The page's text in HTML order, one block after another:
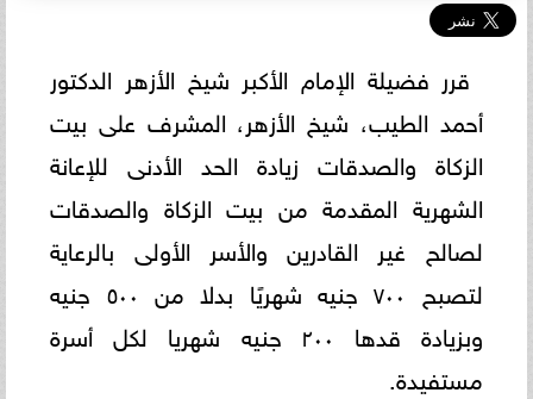
قرر فضيلة الإمام الأكبر شيخ الأزهر الدكتور
أحمد الطيب، شيخ الأزهر، المشرف على بيت
الزكاة والصدقات زيادة الحد الأدنى للإعانة
الشهرية المقدمة من بيت الزكاة والصدقات
لصالح غير القادرين والأسر الأولى بالرعاية
لتصبح ٧٠٠ جنيه شهريًا بدلا من ٥٠٠ جنيه
وبزيادة قدها ٢٠٠ جنيه شهريا لكل أسرة
مستفيدة.